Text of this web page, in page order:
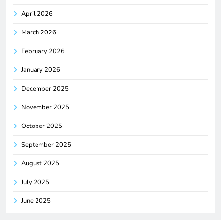
April 2026
March 2026
February 2026
January 2026
December 2025
November 2025
October 2025
September 2025
August 2025
July 2025
June 2025